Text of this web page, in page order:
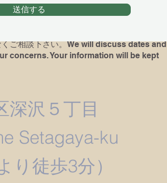
let me know what books or pieces
くご相談下さい。We will discuss dates and
concerns. Your information will be kept
送信する
深沢５丁目
Setagaya-ku
り徒歩3分）